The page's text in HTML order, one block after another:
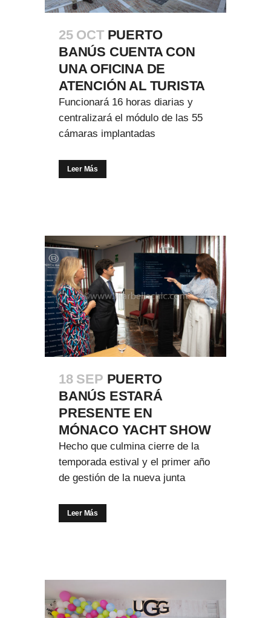
25 OCT PUERTO
BANÚS CUENTA CON
UNA OFICINA DE
ATENCIÓN AL TURISTA
Funcionará 16 horas diarias y
centralizará el módulo de las 55
cámaras implantadas
Leer Más
18 SEP PUERTO
BANÚS ESTARÁ
PRESENTE EN
MÓNACO YACHT SHOW
Hecho que culmina cierre de la
temporada estival y el primer año
de gestión de la nueva junta
Leer Más